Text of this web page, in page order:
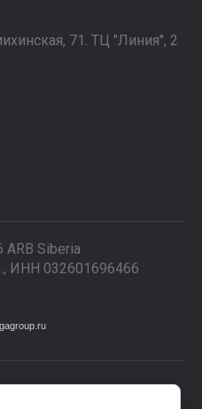
71. ТЦ "Линия", 2
ARB Siberia
ИНН 032601696466
цены и технические
на сайте, не являются